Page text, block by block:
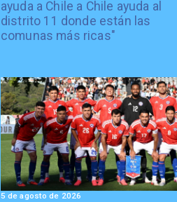
ayuda a Chile a Chile ayuda al
distrito 11 donde están las
comunas más ricas"
5 de agosto de 2026